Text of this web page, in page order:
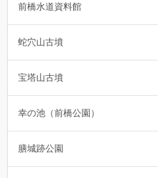
前橋水道資料館
蛇穴山古墳
宝塔山古墳
幸の池（前橋公園）
膳城跡公園